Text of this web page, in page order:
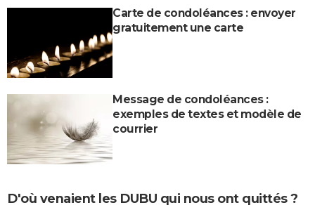
Carte de condoléances : envoyer
gratuitement une carte
Message de condoléances :
exemples de textes et modèle de
courrier
D'où venaient les DUBU qui nous ont quittés ?